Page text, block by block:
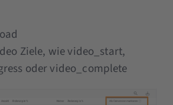
Ziele, wie video_start,
oder video_complete